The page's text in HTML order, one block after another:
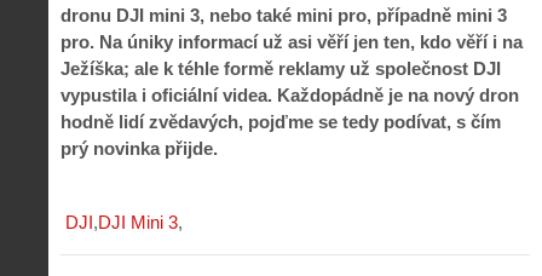
dronu DJI mini 3, nebo také mini pro, případně mini 3
pro. Na úniky informací už asi věří jen ten, kdo věří i na
Ježíška; ale k téhle formě reklamy už společnost DJI
vypustila i oficiální videa. Každopádně je na nový dron
hodně lidí zvědavých, pojďme se tedy podívat, s čím
prý novinka přijde.
DJI DJI Mini 3